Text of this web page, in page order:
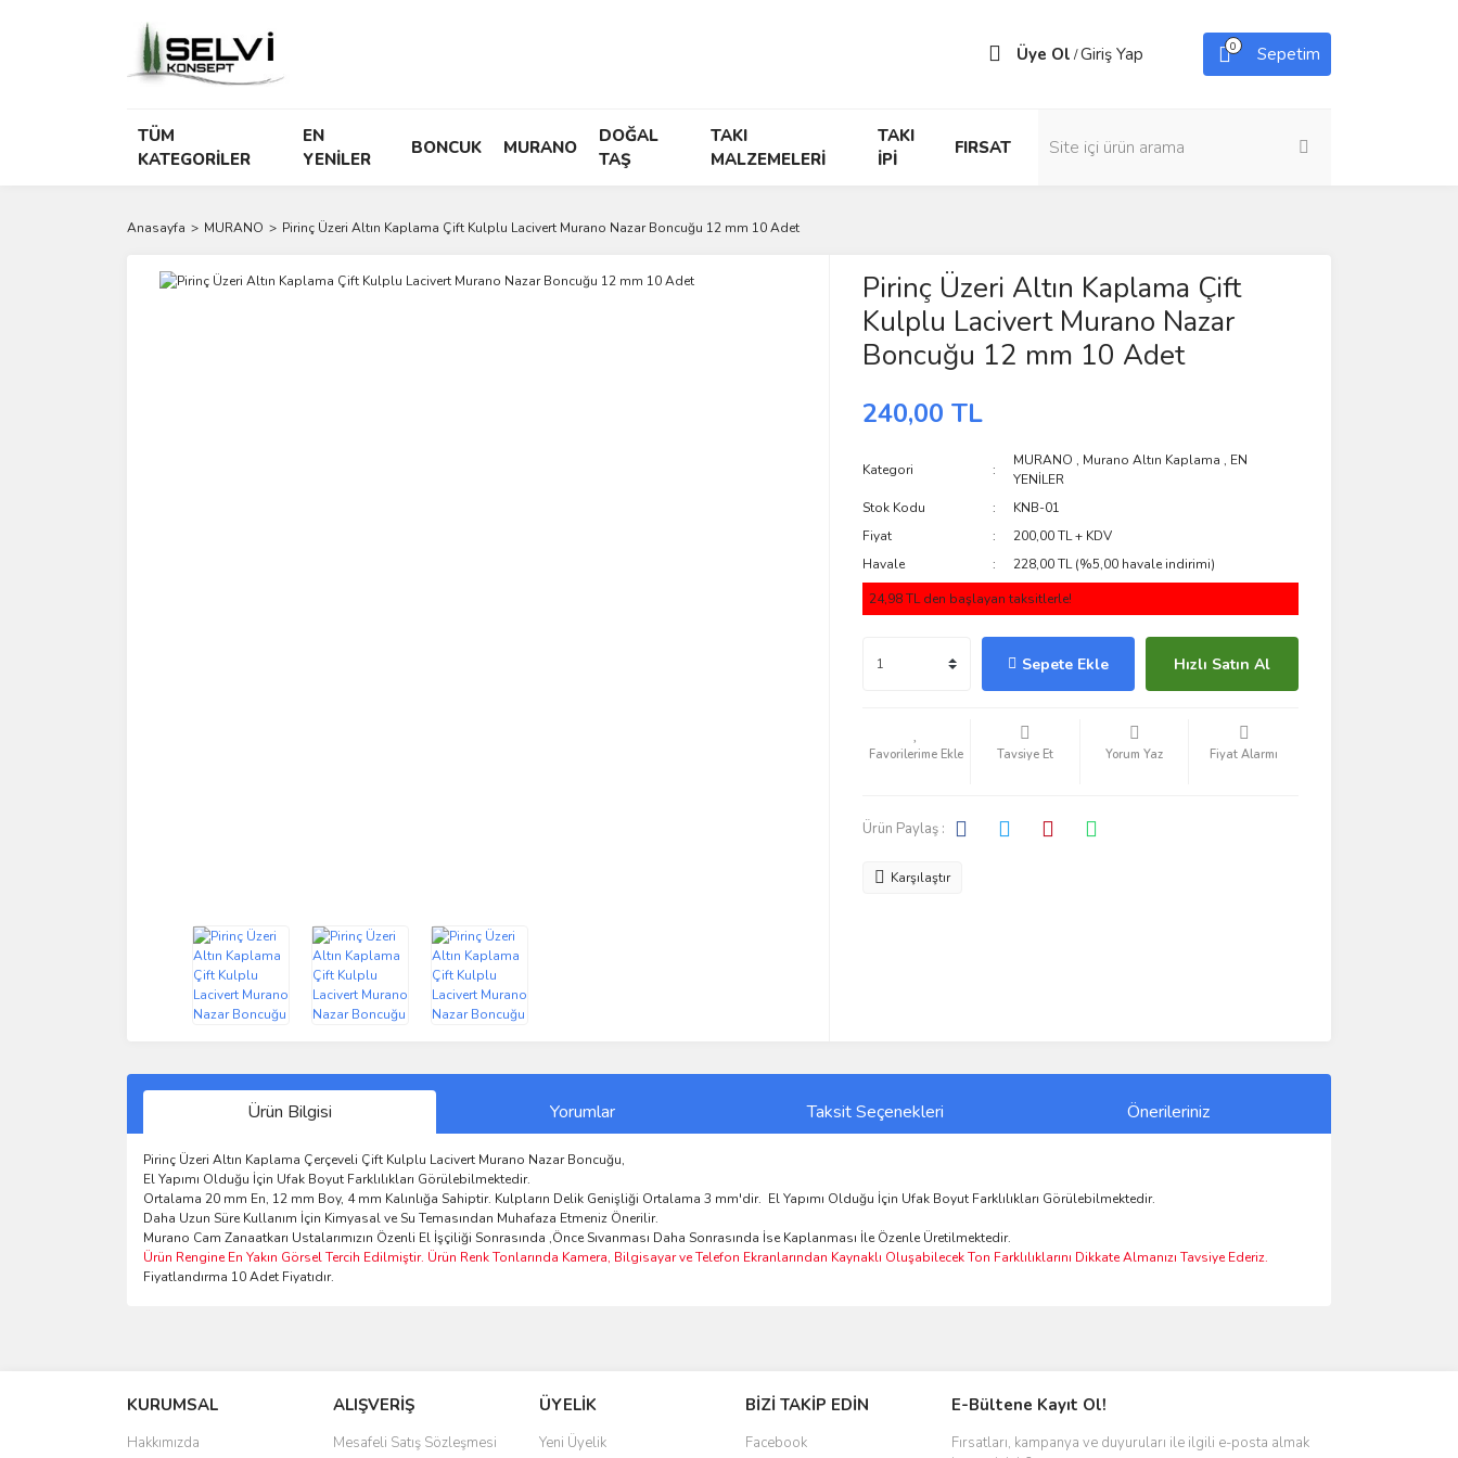
Üye Ol /Giriş Yap 0 Sepetim
TÜM
KATEGORİLER
EN
YENİLER
BONCUK MURANO
DOĞAL
TAŞ
TAKI
MALZEMELERİ
TAKI
İPİ
FIRSAT
Anasayfa MURANO Pirinç Üzeri Altın Kaplama Çift Kulplu Lacivert Murano Nazar Boncuğu 12 mm 10 Adet
Pirinç Üzeri Altın Kaplama Çift
Kulplu Lacivert Murano Nazar
Boncuğu 12 mm 10 Adet
240,00 TL
Kategori
MURANO , Murano Altın Kaplama , EN
YENİLER
Stok Kodu
KNB-01
Fiyat
200,00 TL + KDV
Havale
228,00 TL (%5,00 havale indirimi)
24,98 TL den başlayan taksitlerle!
Sepete Ekle Hızlı Satın Al
Tavsiye Et Yorum Yaz Fiyat Alarmı
Ürün Paylaş :
Karşılaştır
Ürün Bilgisi Yorumlar Taksit Seçenekleri Önerileriniz
Pirinç Üzeri Altın Kaplama Çerçeveli Çift Kulplu Lacivert Murano Nazar Boncuğu,
El Yapımı Olduğu İçin Ufak Boyut Farklılıkları Görülebilmektedir.
Ortalama 20 mm En, 12 mm Boy, 4 mm Kalınlığa Sahiptir. Kulpların Delik Genişliği Ortalama 3 mm'dir. El Yapımı Olduğu İçin Ufak Boyut Farklılıkları Görülebilmektedir.
Daha Uzun Süre Kullanım İçin Kimyasal ve Su Temasından Muhafaza Etmeniz Önerilir.
Murano Cam Zanaatkarı Ustalarımızın Özenli El İşçiliği Sonrasında ,Önce Sıvanması Daha Sonrasında İse Kaplanması İle Özenle Üretilmektedir.
Ürün Rengine En Yakın Görsel Tercih Edilmiştir. Ürün Renk Tonlarında Kamera, Bilgisayar ve Telefon Ekranlarından Kaynaklı Oluşabilecek Ton Farklılıklarını Dikkate Almanızı Tavsiye Ederiz.
Fiyatlandırma 10 Adet Fiyatıdır.
Ürün resmi kalitesiz, bozuk veya görüntülenemiyor.
Ürün açıklamasında eksik bilgiler bulunuyor.
KURUMSAL
Hakkımızda
ALIŞVERİŞ
Mesafeli Satış Sözleşmesi
ÜYELİK
Yeni Üyelik
BİZİ TAKİP EDİN
Facebook
E-Bültene Kayıt Ol!
Fırsatları, kampanya ve duyuruları ile ilgili e-posta almak